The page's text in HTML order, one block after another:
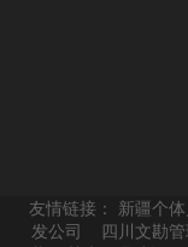
友情链接： 新疆个
发公司
四川文勘